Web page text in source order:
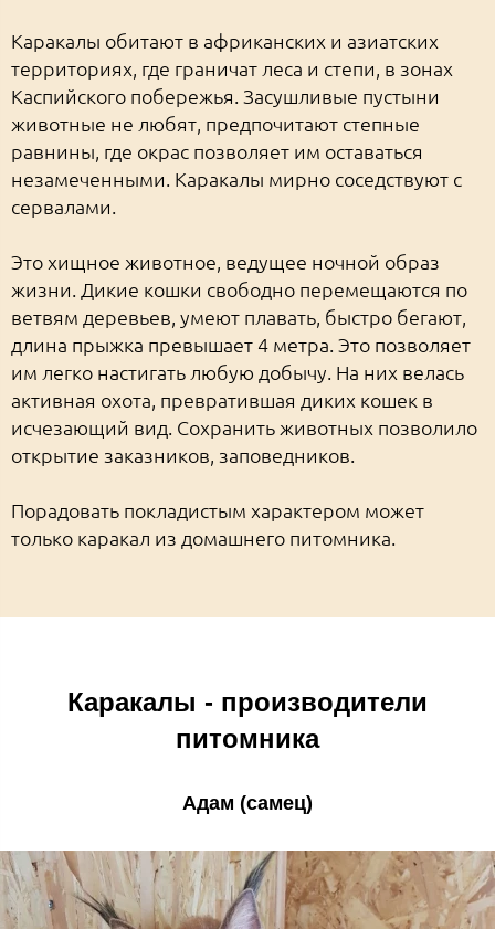
Каракалы обитают в африканских и азиатских
территориях, где граничат леса и степи, в зонах
Каспийского побережья. Засушливые пустыни
животные не любят, предпочитают степные
равнины, где окрас позволяет им оставаться
незамеченными. Каракалы мирно соседствуют с
сервалами.
Это хищное животное, ведущее ночной образ
жизни. Дикие кошки свободно перемещаются по
ветвям деревьев, умеют плавать, быстро бегают,
длина прыжка превышает 4 метра. Это позволяет
им легко настигать любую добычу. На них велась
активная охота, превратившая диких кошек в
исчезающий вид. Сохранить животных позволило
открытие заказников, заповедников.
Порадовать покладистым характером может
только каракал из домашнего питомника.
Каракалы - производители
питомника
Адам (самец)